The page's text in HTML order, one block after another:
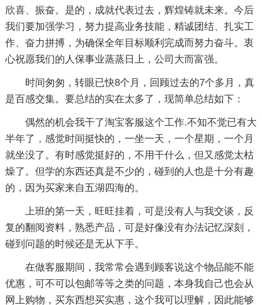
欣喜、振奋。是的，成就代表过去，辉煌铸就未来。今后
我们要加强学习，努力提高业务技能，精诚团结、扎实工
作、奋力拼搏，为确保全年目标顺利完成而努力奋斗。衷
心祝愿我们的人保事业蒸蒸日上，公司大而富强。
时间匆匆，转眼已快8个月，回顾过去的7个多月，真
是百感交集。要总结的实在太多了，现简单总结如下：
偶然的机会我干了淘宝客服这个工作.不知不觉已有大
半年了，感觉时间挺快的，一坐一天，一个星期，一个月
就坐没了。有时感觉挺好的，不用干什么，但又感觉太枯
燥了。但学的东西还真是不少的，碰到的人也是十分有趣
的，因为买家来自五湖四海的。
上班的第一天，旺旺挂着，可是没有人与我交谈，反
复的翻阅资料，熟悉产品，可是好像没有办法记忆深刻，
碰到问题的时候还是无从下手。
在做客服期间，我常常会遇到顾客说这个物品能不能
优惠，可不可以包邮等等之类的问题，本身我自己也会从
网上购物，买东西想买实惠，这个我可以理解，因此能够